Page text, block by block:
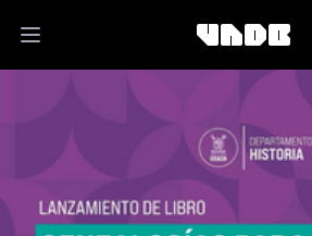
Open main menu